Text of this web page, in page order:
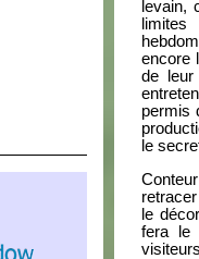
levain,
encore
de leur
permis
le
le
fera le